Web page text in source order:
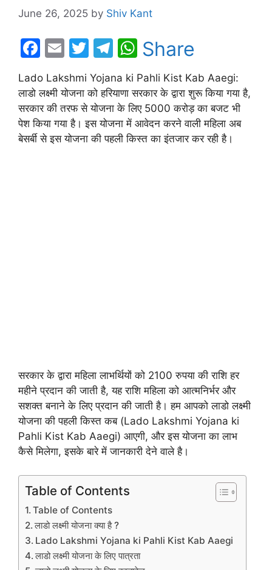
June 26, 2025 by Shiv Kant
F
c
e
b
o
E
ai
l
T
itt
er
T
e
gr
a
m
W
at
s
A
p
Share
Lado Lakshmi Yojana ki Pahli Kist Kab Aaegi:
लाडो लक्ष्मी योजना को हरियाणा सरकार के द्वारा शुरू किया गया है,
सरकार की तरफ से योजना के लिए 5000 करोड़ का बजट भी
पेश किया गया है। इस योजना में आवेदन करने वाली महिला अब
बेसर्बी से इस योजना की पहली किस्त का इंतजार कर रही है।
सरकार के द्वारा महिला लाभर्थियों को 2100 रुपया की राशि हर
महीने प्रदान की जाती है, यह राशि महिला को आत्मनिर्भर और
सशक्त बनाने के लिए प्रदान की जाती है। हम आपको लाडो लक्ष्मी
योजना की पहली किस्त कब (Lado Lakshmi Yojana ki
Pahli Kist Kab Aaegi) आएगी, और इस योजना का लाभ
कैसे मिलेगा, इसके बारे में जानकारी देने वाले है।
Table of Contents
Table of Contents
लाडो लक्ष्मी योजना क्या है ?
Lado Lakshmi Yojana ki Pahli Kist Kab Aaegi
लाडो लक्ष्मी योजना के लिए पात्रता